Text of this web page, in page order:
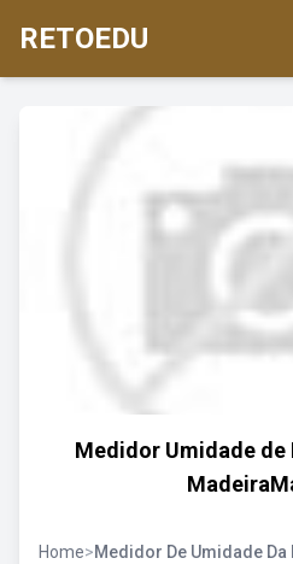
RETOEDU
Medidor Umidade de
Home>Medidor De Umidade Da